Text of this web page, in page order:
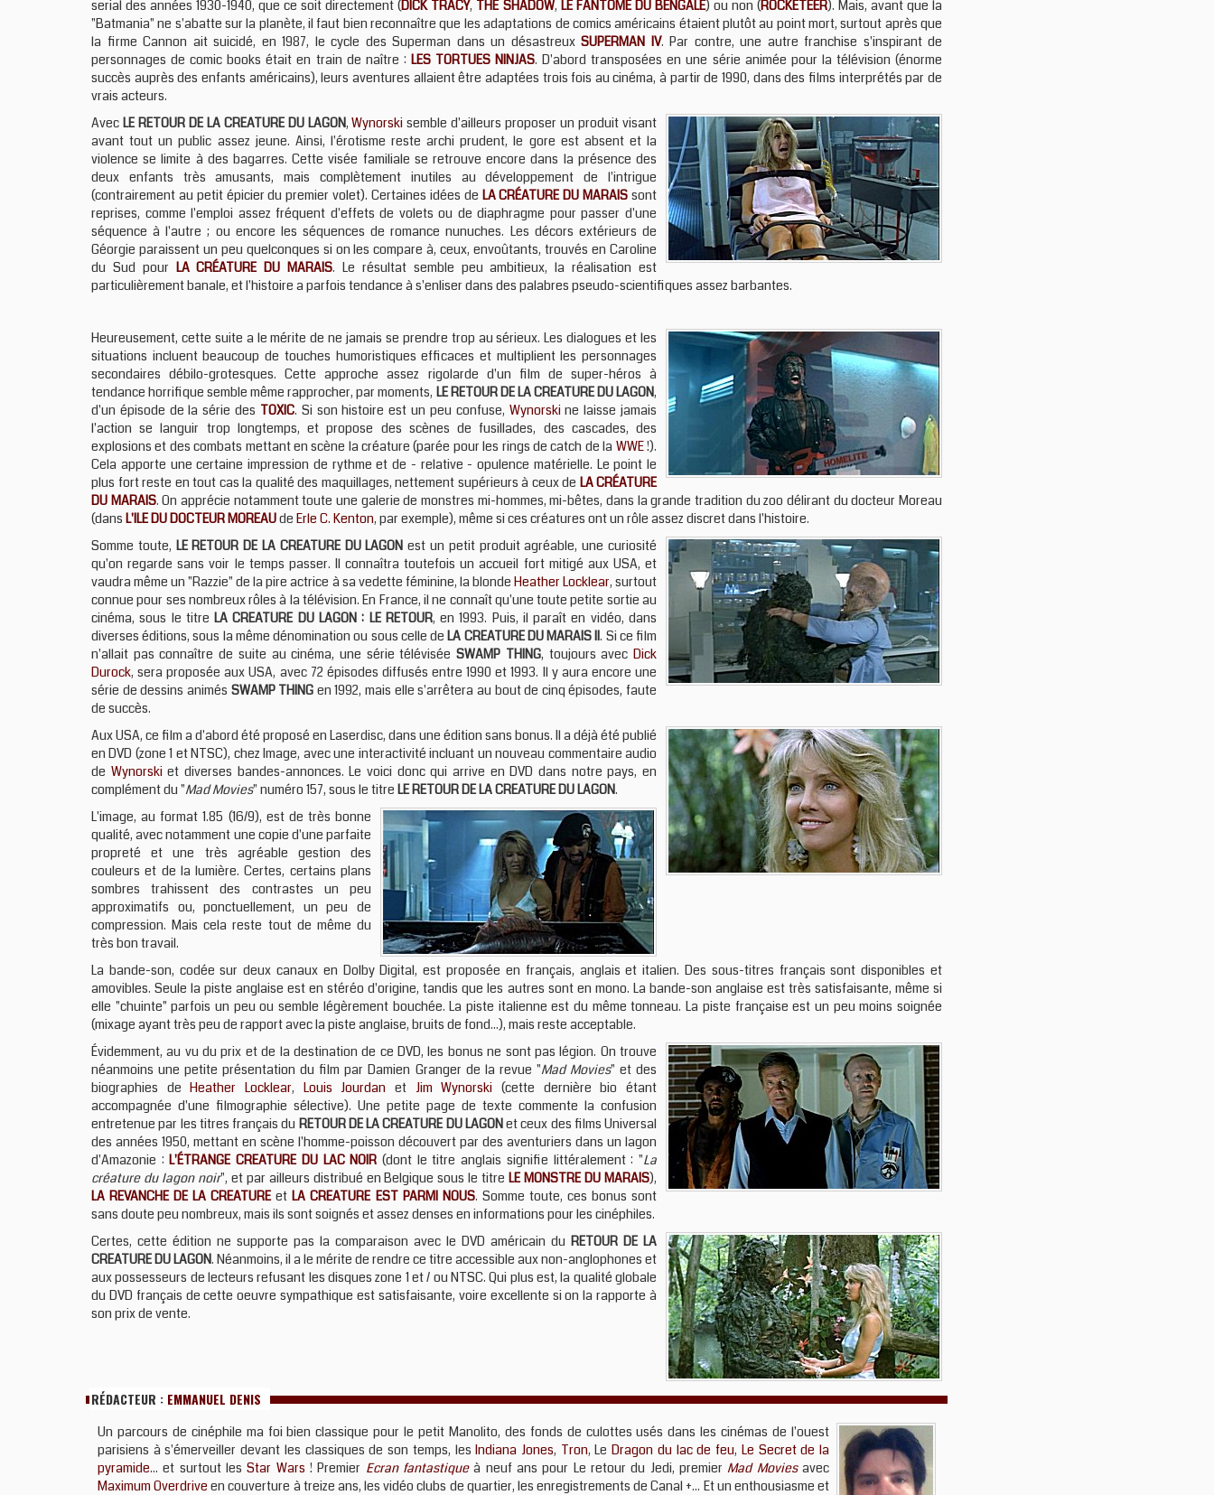
serial des années 1930-1940, que ce soit directement (DICK TRACY, THE SHADOW, LE FANTÔME DU BENGALE) ou non (ROCKETEER). Mais, avant que la
"Batmania" ne s'abatte sur la planète, il faut bien reconnaître que les adaptations de comics américains étaient plutôt au point mort, surtout après que
la firme Cannon ait suicidé, en 1987, le cycle des Superman dans un désastreux SUPERMAN IV. Par contre, une autre franchise s'inspirant de
personnages de comic books était en train de naître : LES TORTUES NINJAS. D'abord transposées en une série animée pour la télévision (énorme
succès auprès des enfants américains), leurs aventures allaient être adaptées trois fois au cinéma, à partir de 1990, dans des films interprétés par de
vrais acteurs.
Avec LE RETOUR DE LA CREATURE DU LAGON,Wynorski semble d'ailleurs proposer un produit visant
avant tout un public assez jeune. Ainsi, l'érotisme reste archi prudent, le gore est absent et la
violence se limite à des bagarres. Cette visée familiale se retrouve encore dans la présence des
deux enfants très amusants, mais complètement inutiles au développement de l'intrigue
(contrairement au petit épicier du premier volet). Certaines idées de LA CRÉATURE DU MARAIS sont
reprises, comme l'emploi assez fréquent d'effets de volets ou de diaphragme pour passer d'une
séquence à l'autre ; ou encore les séquences de romance nunuches. Les décors extérieurs de
Géorgie paraissent un peu quelconques si on les compare à, ceux, envoûtants, trouvés en Caroline
du Sud pour LA CRÉATURE DU MARAIS. Le résultat semble peu ambitieux, la réalisation est
particulièrement banale, et l'histoire a parfois tendance à s'enliser dans des palabres pseudo-scientifiques assez barbantes.
Heureusement, cette suite a le mérite de ne jamais se prendre trop au sérieux. Les dialogues et les
situations incluent beaucoup de touches humoristiques efficaces et multiplient les personnages
secondaires débilo-grotesques. Cette approche assez rigolarde d'un film de super-héros à
tendance horrifique semble même rapprocher, par moments, LE RETOUR DE LA CREATURE DU LAGON,
d'un épisode de la série des TOXIC. Si son histoire est un peu confuse, Wynorskine laisse jamais
l'action se languir trop longtemps, et propose des scènes de fusillades, des cascades, des
explosions et des combats mettant en scène la créature (parée pour les rings de catch de la WWE!).
Cela apporte une certaine impression de rythme et de - relative - opulence matérielle. Le point le
plus fort reste en tout cas la qualité des maquillages, nettement supérieurs à ceux de LA CRÉATURE
DU MARAIS. On apprécie notamment toute une galerie de monstres mi-hommes, mi-bêtes, dans la grande tradition du zoo délirant du docteur Moreau
(dans L'ILE DU DOCTEUR MOREAUde Erle C. Kenton, par exemple), même si ces créatures ont un rôle assez discret dans l'histoire.
Somme toute, LE RETOUR DE LA CREATURE DU LAGON est un petit produit agréable, une curiosité
qu'on regarde sans voir le temps passer. Il connaîtra toutefois un accueil fort mitigé aux USA, et
vaudra même un "Razzie" de la pire actrice à sa vedette féminine, la blonde Heather Locklear, surtout
connue pour ses nombreux rôles à la télévision. En France, il ne connaît qu'une toute petite sortie au
cinéma, sous le titreLA CREATURE DU LAGON : LE RETOUR, en 1993. Puis, il paraît en vidéo, dans
diverses éditions, sous la même dénomination ou sous celle deLA CREATURE DU MARAIS II. Si ce film
n'allait pas connaître de suite au cinéma, une série téléviséeSWAMP THING, toujours avecDick
Durock, sera proposée aux USA, avec 72 épisodes diffusés entre 1990 et 1993. Il y aura encore une
série de dessins animés SWAMP THING en 1992, mais elle s'arrêtera au bout de cinq épisodes, faute
de succès.
Aux USA, ce film a d'abord été proposé en Laserdisc, dans une édition sans bonus. Il a déjà été publié
en DVD (zone 1 et NTSC), chez Image, avec une interactivité incluant un nouveau commentaire audio
de Wynorskiet diverses bandes-annonces. Le voici donc qui arrive en DVD dans notre pays, en
complément du "Mad Movies" numéro 157, sous le titre LE RETOUR DE LA CREATURE DU LAGON.
L'image, au format 1.85 (16/9), est de très bonne
qualité, avec notamment une copie d'une parfaite
propreté et une très agréable gestion des
couleurs et de la lumière. Certes, certains plans
sombres trahissent des contrastes un peu
approximatifs ou, ponctuellement, un peu de
compression. Mais cela reste tout de même du
très bon travail.
La bande-son, codée sur deux canaux en Dolby Digital, est proposée en français, anglais et italien. Des sous-titres français sont disponibles et
amovibles. Seule la piste anglaise est en stéréo d'origine, tandis que les autres sont en mono. La bande-son anglaise est très satisfaisante, même si
elle "chuinte" parfois un peu ou semble légèrement bouchée. La piste italienne est du même tonneau. La piste française est un peu moins soignée
(mixage ayant très peu de rapport avec la piste anglaise, bruits de fond...), mais reste acceptable.
Évidemment, au vu du prix et de la destination de ce DVD, les bonus ne sont pas légion. On trouve
néanmoins une petite présentation du film par Damien Granger de la revue "Mad Movies" et des
biographies deHeather Locklear, Louis Jourdan et Jim Wynorski (cette dernière bio étant
accompagnée d'une filmographie sélective). Une petite page de texte commente la confusion
entretenue par les titres français du RETOUR DE LA CREATURE DU LAGONet ceux des films Universal
des années 1950, mettant en scène l'homme-poisson découvert par des aventuriers dans un lagon
d'Amazonie :L'ÉTRANGE CREATURE DU LAC NOIR (dont le titre anglais signifie littéralement : "La
créature du lagon noir", et par ailleurs distribué en Belgique sous le titreLE MONSTRE DU MARAIS),
LA REVANCHE DE LA CREATUREetLA CREATURE EST PARMI NOUS. Somme toute, ces bonus sont
sans doute peu nombreux, mais ils sont soignés et assez denses en informations pour les cinéphiles.
Certes, cette édition ne supporte pas la comparaison avec le DVD américain du RETOUR DE LA
CREATURE DU LAGON. Néanmoins, il a le mérite de rendre ce titre accessible aux non-anglophones et
aux possesseurs de lecteurs refusant les disques zone 1 et / ou NTSC. Qui plus est, la qualité globale
du DVD français de cette oeuvre sympathique est satisfaisante, voire excellente si on la rapporte à
son prix de vente.
RÉDACTEUR : EMMANUEL DENIS
Un parcours de cinéphile ma foi bien classique pour le petit Manolito, des fonds de culottes usés dans les cinémas de l'ouest
parisiens à s'émerveiller devant les classiques de son temps, lesIndiana Jones, Tron, LeDragon du lac de feu, Le Secret de la
pyramide... et surtout lesStar Wars ! Premier Ecran fantastiqueà neuf ans pour Le retour du Jedi, premier Mad Moviesavec
Maximum Overdrive en couverture à treize ans, les vidéo clubs de quartier, les enregistrements de Canal +... Et un enthousiasme et